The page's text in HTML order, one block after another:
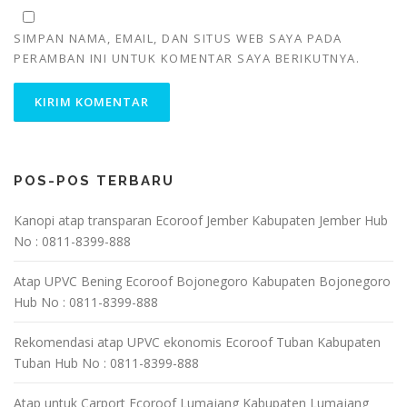
SIMPAN NAMA, EMAIL, DAN SITUS WEB SAYA PADA
PERAMBAN INI UNTUK KOMENTAR SAYA BERIKUTNYA.
POS-POS TERBARU
Kanopi atap transparan Ecoroof Jember Kabupaten Jember Hub
No : 0811-8399-888
Atap UPVC Bening Ecoroof Bojonegoro Kabupaten Bojonegoro
Hub No : 0811-8399-888
Rekomendasi atap UPVC ekonomis Ecoroof Tuban Kabupaten
Tuban Hub No : 0811-8399-888
Atap untuk Carport Ecoroof Lumajang Kabupaten Lumajang